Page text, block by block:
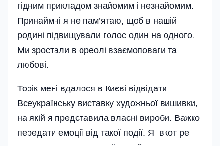
гідним прикладом знайомим і незнайомим.
Принаймні я не пам’ятаю, щоб в нашій
родині підвищували голос один на одного.
Ми зростали в ореолі взаємоповаги та
любові.
Торік мені вдалося в Києві відвідати
Всеукраїнську виставку художньої вишивки,
на якій я представила власні вироби. Важко
передати емоції від такої події. Я вкот ре